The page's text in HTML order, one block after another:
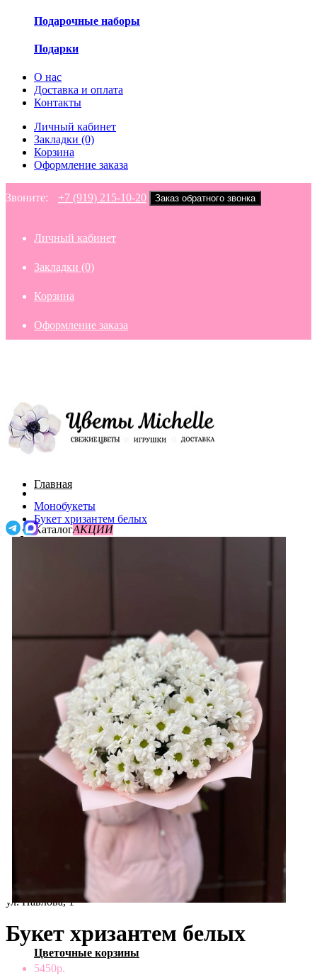
Подарочные наборы
Подарки
О нас
Доставка и оплата
Контакты
Личный кабинет
Закладки (0)
Корзина
Оформление заказа
Звоните: +7 (919) 215-10-20 Заказ обратного звонка
Личный кабинет
Закладки (0)
Корзина
Оформление заказа
Главная
КаталогАКЦИИ
Букеты с пионами
Букеты с розами
Сборные букеты
Монобукеты
Цветочные корзины
Контакты
Ваша корзина пуста!
ул. Карла Маркса, 66/5
ул. Павлова, 1
Монобукеты
Букет хризантем белых
Букет хризантем белых
5450р.